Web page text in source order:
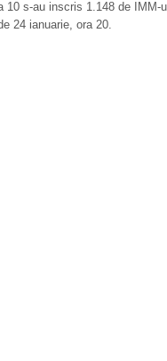
10 s-au inscris 1.148 de IMM-
24 ianuarie, ora 20.